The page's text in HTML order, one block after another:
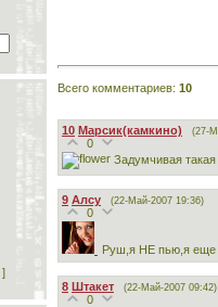
]
Всего комментариев: 10
10 Марсик(камкино) (27-
0
Задумчивая такая
9 Алсу (22-Май-2007 19:36)
0
Руш,я НЕ пью,я еще
8 Штакет (22-Май-2007 09:42)
0